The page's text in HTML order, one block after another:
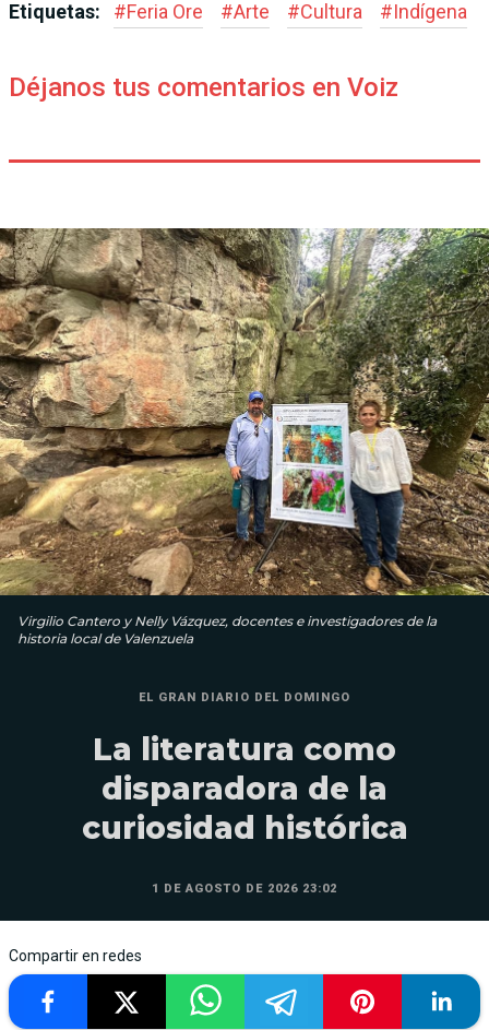
Etiquetas: #Feria Ore #Arte #Cultura #Indígena
Déjanos tus comentarios en Voiz
Virgilio Cantero y Nelly Vázquez, docentes e investigadores de la
historia local de Valenzuela
EL GRAN DIARIO DEL DOMINGO
La literatura como
disparadora de la
curiosidad histórica
1 DE AGOSTO DE 2026 23:02
Compartir en redes